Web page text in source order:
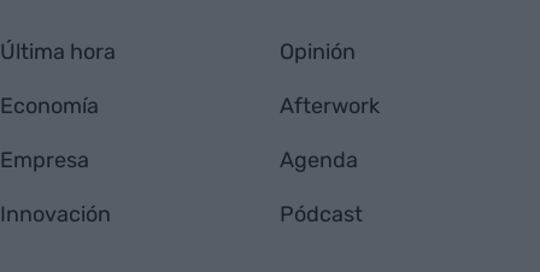
Última hora
Economía
Empresa
Innovación
Opinión
Afterwork
Agenda
Pódcast